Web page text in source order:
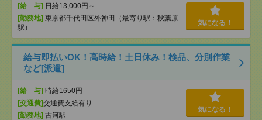
[給 与] 日給13,000円～
[勤務地] 東京都千代田区外神田（最寄り駅：秋葉原
駅）
気になる！
給与即払いOK！高時給！土日休み！検品、分別作業
など[派遣]
[給 与] 時給1650円
[交通費]交通費支給有り
[勤務地] 古河駅
気になる！